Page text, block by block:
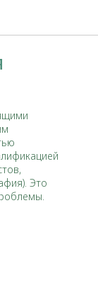
Это